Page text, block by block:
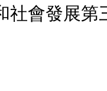
社會發展